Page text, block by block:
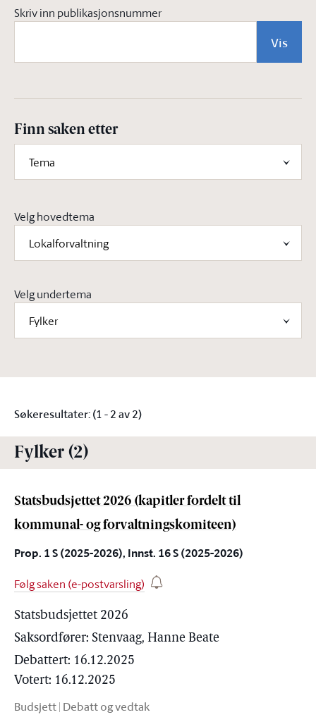
Skriv inn publikasjonsnummer
Vis
Finn saken etter
Tema
Velg hovedtema
Lokalforvaltning
Velg undertema
Fylker
Søkeresultater: (1 - 2 av 2)
Fylker (2)
Statsbudsjettet 2026 (kapitler fordelt til
kommunal- og forvaltningskomiteen)
Prop. 1 S (2025-2026), Innst. 16 S (2025-2026)
Følg saken (e-postvarsling)
Statsbudsjettet 2026
Saksordfører: Stenvaag, Hanne Beate
Debattert: 16.12.2025
Votert: 16.12.2025
Budsjett| Debatt og vedtak